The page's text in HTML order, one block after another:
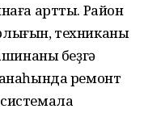
артты. Район
техниканың
беҙгә
ремонт